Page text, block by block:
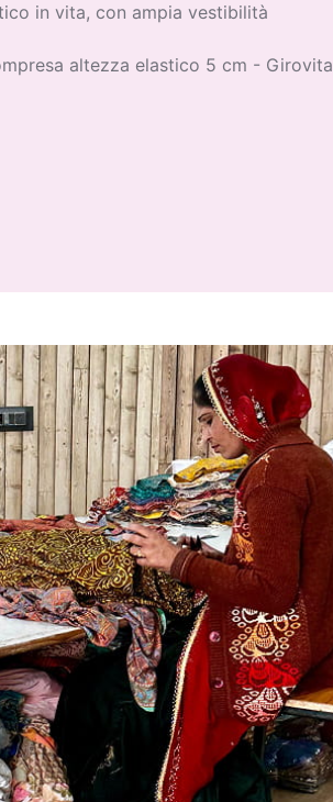
in vita, con ampia vestibilità
altezza elastico 5 cm - Girovita